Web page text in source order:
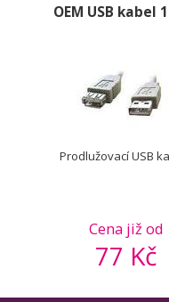
OEM USB kabel
Cena již od
77 Kč
Prodlužovací USB